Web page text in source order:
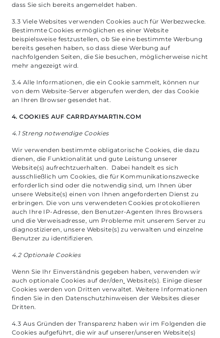
dass Sie sich bereits angemeldet haben.
3.3 Viele Websites verwenden Cookies auch für Werbezwecke.
Bestimmte Cookies ermöglichen es einer Website
beispielsweise festzustellen, ob Sie eine bestimmte Werbung
bereits gesehen haben, so dass diese Werbung auf
nachfolgenden Seiten, die Sie besuchen, möglicherweise nicht
mehr angezeigt wird.
3.4 Alle Informationen, die ein Cookie sammelt, können nur
von dem Website-Server abgerufen werden, der das Cookie
an Ihren Browser gesendet hat.
4. COOKIES AUF CARRDAYMARTIN.COM
4.1 Streng notwendige Cookies
Wir verwenden bestimmte obligatorische Cookies, die dazu
dienen, die Funktionalität und gute Leistung unserer
Website(s) aufrechtzuerhalten. Dabei handelt es sich
ausschließlich um Cookies, die für Kommunikationszwecke
erforderlich sind oder die notwendig sind, um Ihnen über
unsere Website(s) einen von Ihnen angeforderten Dienst zu
erbringen. Die von uns verwendeten Cookies protokollieren
auch Ihre IP-Adresse, den Benutzer-Agenten Ihres Browsers
und die Verweisadresse, um Probleme mit unserem Server zu
diagnostizieren, unsere Website(s) zu verwalten und einzelne
Benutzer zu identifizieren.
4.2 Optionale Cookies
Wenn Sie Ihr Einverständnis gegeben haben, verwenden wir
auch optionale Cookies auf der/den Website(s). Einige dieser
Cookies werden von Dritten verwaltet. Weitere Informationen
finden Sie in den Datenschutzhinweisen der Websites dieser
Dritten.
4.3 Aus Gründen der Transparenz haben wir im Folgenden die
Cookies aufgeführt, die wir auf unserer/unseren Website(s)